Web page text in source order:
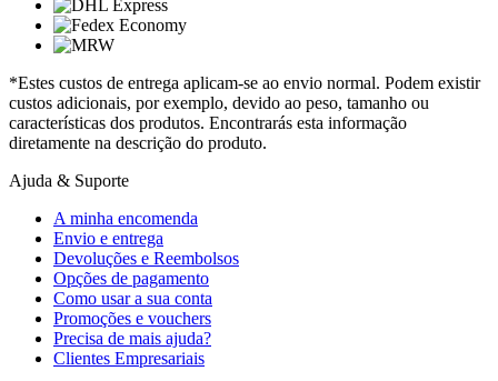
*Estes custos de entrega aplicam-se ao envio normal. Podem existir
custos adicionais, por exemplo, devido ao peso, tamanho ou
características dos produtos. Encontrarás esta informação
diretamente na descrição do produto.
Ajuda & Suporte
A minha encomenda
Envio e entrega
Devoluções e Reembolsos
Opções de pagamento
Como usar a sua conta
Promoções e vouchers
Precisa de mais ajuda?
Clientes Empresariais